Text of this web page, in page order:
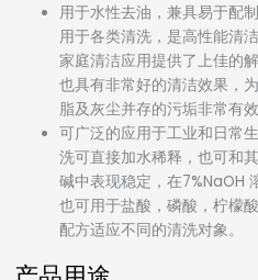
用于水性去油，兼具易于配
用于各类清洗，是高性能清
家庭清洁应用提供了上佳的
也具有非常好的清洁效果，
脂及灰尘并存的污垢非常有效
可广泛的应用于工业和日常
洗可直接加水稀释，也可和
碱中表现稳定，在7%NaOH
也可用于盐酸，磷酸，柠檬
配方适应不同的清洗对象。